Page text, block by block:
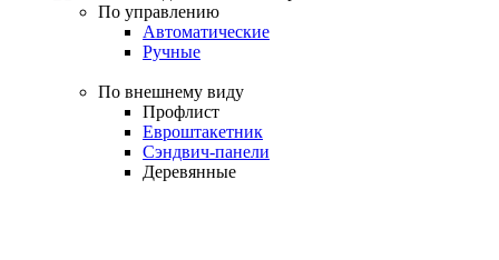
По управлению
Автоматические
Ручные
По внешнему виду
Профлист
Евроштакетник
Сэндвич-панели
Деревянные